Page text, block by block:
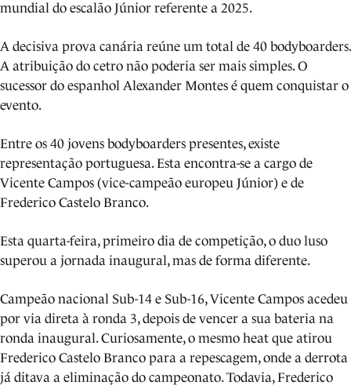
mundial do escalão Júnior referente a 2025.
A decisiva prova canária reúne um total de 40 bodyboarders.
A atribuição do cetro não poderia ser mais simples. O
sucessor do espanhol Alexander Montes é quem conquistar o
evento.
Entre os 40 jovens bodyboarders presentes, existe
representação portuguesa. Esta encontra-se a cargo de
Vicente Campos (vice-campeão europeu Júnior) e de
Frederico Castelo Branco.
Esta quarta-feira, primeiro dia de competição, o duo luso
superou a jornada inaugural, mas de forma diferente.
Campeão nacional Sub-14 e Sub-16, Vicente Campos acedeu
por via direta à ronda 3, depois de vencer a sua bateria na
ronda inaugural. Curiosamente, o mesmo heat que atirou
Frederico Castelo Branco para a repescagem, onde a derrota
já ditava a eliminação do campeonato. Todavia, Frederico